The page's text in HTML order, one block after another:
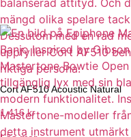
Cort AF510 Acoustic Natural
1 416kr